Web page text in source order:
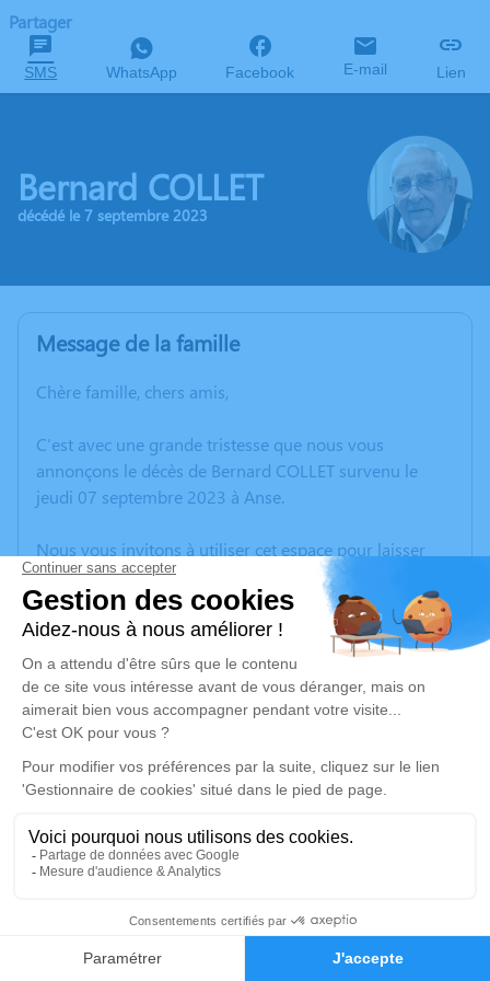
Faire-part Hommages
Partager
SMS WhatsApp Facebook E-mail Lien
Bernard COLLET
décédé le 7 septembre 2023
Message de la famille
Chère famille, chers amis,
C’est avec une grande tristesse que nous vous
annonçons le décès de Bernard COLLET survenu le
jeudi 07 septembre 2023 à Anse.
Nous vous invitons à utiliser cet espace pour laisser
vos condoléances, partager des photos souvenirs, une
anecdote ou exprimer vos pensées à travers des
poèmes ou des textes. Cet endroit est un lieu
d'expression dédié à honorer la mémoire de Bernard
COLLET.
Un service de plantation d’arbre hommage est
disponible ici.
mardi 19 septembre 2023 à 11h00
Eglise Saint-Martin 95 Rue de Belle-Sise
69380 Chasselay